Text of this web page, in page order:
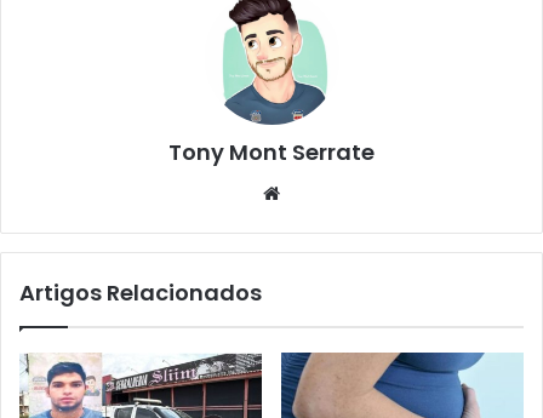
Tony Mont Serrate
te
Artigos Relacionados